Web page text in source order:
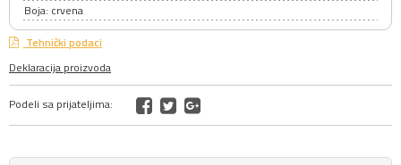
Boja: crvena
Tehnički podaci
Deklaracija proizvoda
Podeli sa prijateljima: